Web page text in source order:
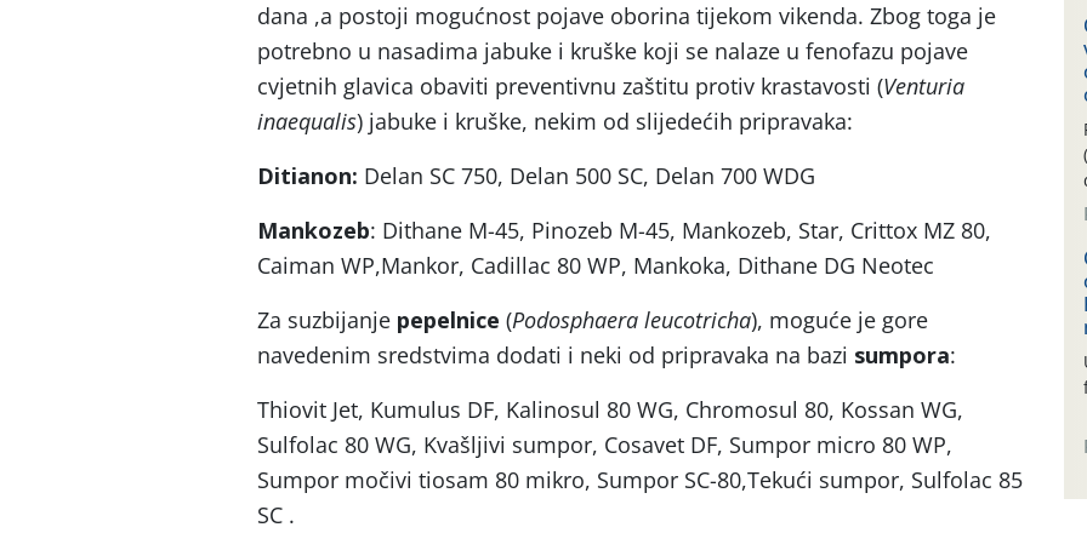
dana ,a postoji mogućnost pojave oborina tijekom vikenda. Zbog toga je
potrebno u nasadima jabuke i kruške koji se nalaze u fenofazu pojave
cvjetnih glavica obaviti preventivnu zaštitu protiv krastavosti (Venturia
inaequalis) jabuke i kruške, nekim od slijedećih pripravaka:
Ditianon: Delan SC 750, Delan 500 SC, Delan 700 WDG
Mankozeb: Dithane M-45, Pinozeb M-45, Mankozeb, Star, Crittox MZ 80,
Caiman WP,Mankor, Cadillac 80 WP, Mankoka, Dithane DG Neotec
Za suzbijanje pepelnice (Podosphaera leucotricha), moguće je gore
navedenim sredstvima dodati i neki od pripravaka na bazi sumpora:
Thiovit Jet, Kumulus DF, Kalinosul 80 WG, Chromosul 80, Kossan WG,
Sulfolac 80 WG, Kvašljivi sumpor, Cosavet DF, Sumpor micro 80 WP,
Sumpor močivi tiosam 80 mikro, Sumpor SC-80,Tekući sumpor, Sulfolac 85
SC .